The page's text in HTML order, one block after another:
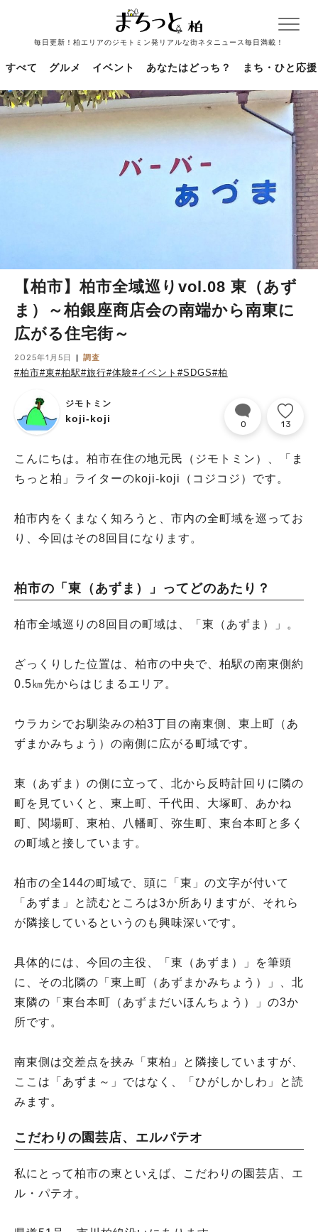
毎日更新！柏エリアのジモトミン発リアルな街ネタニュース毎日満載！
すべて グルメ イベント あなたはどっち？ まち・ひと応援
【柏市】柏市全域巡りvol.08 東（あず
ま）～柏銀座商店会の南端から南東に
広がる住宅街～
2025年1月5日 調査
#柏市#東#柏駅#旅行#体験#イベント #SDGS#柏
ジモトミン
koji-koji 0 13
こんにちは。柏市在住の地元民（ジモトミン）、「ま
ちっと柏」ライターのkoji-koji（コジコジ）です。
柏市内をくまなく知ろうと、市内の全町域を巡ってお
り、今回はその8回目になります。
柏市の「東（あずま）」ってどのあたり？
柏市全域巡りの8回目の町域は、「東（あずま）」。
ざっくりした位置は、柏市の中央で、柏駅の南東側約
0.5㎞先からはじまるエリア。
ウラカシでお馴染みの柏3丁目の南東側、東上町（あ
ずまかみちょう）の南側に広がる町域です。
東（あずま）の側に立って、北から反時計回りに隣の
町を見ていくと、東上町、千代田、大塚町、あかね
町、関場町、東柏、八幡町、弥生町、東台本町と多く
の町域と接しています。
柏市の全144の町域で、頭に「東」の文字が付いて
「あずま」と読むところは3か所ありますが、それら
が隣接しているというのも興味深いです。
具体的には、今回の主役、「東（あずま）」を筆頭
に、その北隣の「東上町（あずまかみちょう）」、北
東隣の「東台本町（あずまだいほんちょう）」の3か
所です。
南東側は交差点を挟み「東柏」と隣接していますが、
ここは「あずま～」ではなく、「ひがしかしわ」と読
みます。
こだわりの園芸店、エルパテオ
私にとって柏市の東といえば、こだわりの園芸店、エ
ル・パテオ。